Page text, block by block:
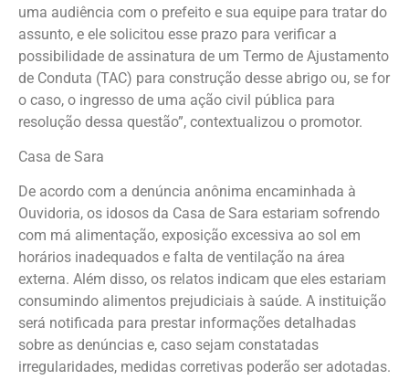
uma audiência com o prefeito e sua equipe para tratar do
assunto, e ele solicitou esse prazo para verificar a
possibilidade de assinatura de um Termo de Ajustamento
de Conduta (TAC) para construção desse abrigo ou, se for
o caso, o ingresso de uma ação civil pública para
resolução dessa questão”, contextualizou o promotor.
Casa de Sara
De acordo com a denúncia anônima encaminhada à
Ouvidoria, os idosos da Casa de Sara estariam sofrendo
com má alimentação, exposição excessiva ao sol em
horários inadequados e falta de ventilação na área
externa. Além disso, os relatos indicam que eles estariam
consumindo alimentos prejudiciais à saúde. A instituição
será notificada para prestar informações detalhadas
sobre as denúncias e, caso sejam constatadas
irregularidades, medidas corretivas poderão ser adotadas.